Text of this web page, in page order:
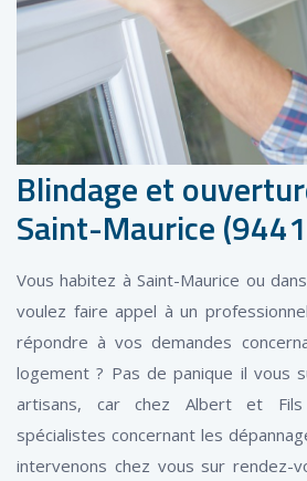
Blindage et
Saint-Maurice
Vous habitez à Saint-Maurice ou
voulez faire appel à un
répondre à vos demandes
logement ? Pas de panique il vous
artisans, car chez Albert et
spécialistes concernant les
intervenons chez vous sur rendez-